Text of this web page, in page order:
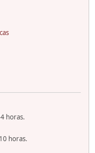
horas.
horas.